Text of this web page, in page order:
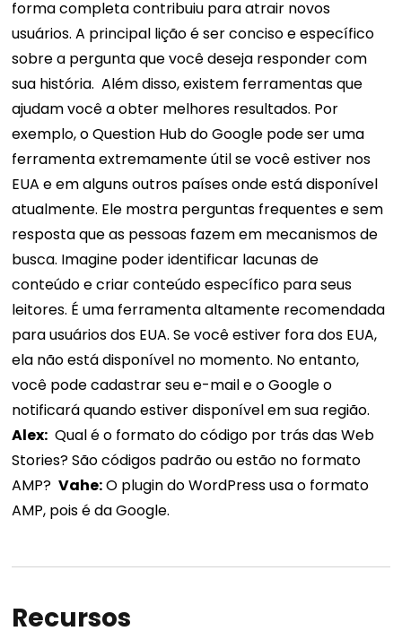
forma completa contribuiu para atrair novos
usuários. A principal lição é ser conciso e específico
sobre a pergunta que você deseja responder com
sua história. Além disso, existem ferramentas que
ajudam você a obter melhores resultados. Por
exemplo, o Question Hub do Google pode ser uma
ferramenta extremamente útil se você estiver nos
EUA e em alguns outros países onde está disponível
atualmente. Ele mostra perguntas frequentes e sem
resposta que as pessoas fazem em mecanismos de
busca. Imagine poder identificar lacunas de
conteúdo e criar conteúdo específico para seus
leitores. É uma ferramenta altamente recomendada
para usuários dos EUA. Se você estiver fora dos EUA,
ela não está disponível no momento. No entanto,
você pode cadastrar seu e-mail e o Google o
notificará quando estiver disponível em sua região.
Alex: Qual é o formato do código por trás das Web
Stories? São códigos padrão ou estão no formato
AMP? Vahe:O plugin do WordPress usa o formato
AMP, pois é da Google.
Recursos